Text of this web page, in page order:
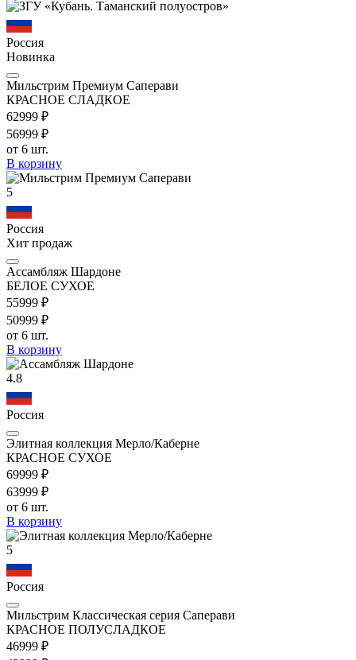
Россия
Новинка
Мильстрим Премиум Саперави
КРАСНОЕ СЛАДКОЕ
62999 ₽
56999 ₽
от 6 шт.
В корзину
5
Россия
Хит продаж
Ассамбляж Шардоне
БЕЛОЕ СУХОЕ
55999 ₽
50999 ₽
от 6 шт.
В корзину
4.8
Россия
Элитная коллекция Мерло/Каберне
КРАСНОЕ СУХОЕ
69999 ₽
63999 ₽
от 6 шт.
В корзину
5
Россия
Мильстрим Классическая серия Саперави
КРАСНОЕ ПОЛУСЛАДКОЕ
46999 ₽